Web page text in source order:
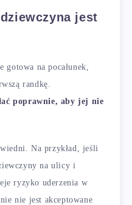
jest
na pocałunek,
randkę.
poprawnie, aby jej nie
Na przykład, jeśli
na ulicy i
ryzyko uderzenia w
nie jest akceptowane